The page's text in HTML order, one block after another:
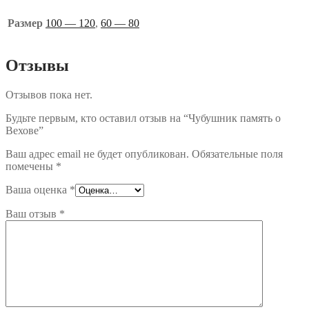
Размер 100 — 120, 60 — 80
Отзывы
Отзывов пока нет.
Будьте первым, кто оставил отзыв на “Чубушник память о
Вехове”
Ваш адрес email не будет опубликован. Обязательные поля
помечены *
Ваша оценка *
Ваш отзыв *